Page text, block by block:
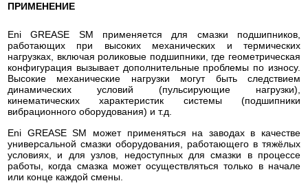
ПРИМЕНЕНИЕ
Eni GREASE SM применяется для смазки подшипников,
работающих при высоких механических и термических
нагрузках, включая роликовые подшипники, где геометрическая
конфигурация вызывает дополнительные проблемы по износу.
Высокие механические нагрузки могут быть следствием
динамических условий (пульсирующие нагрузки),
кинематических характеристик системы (подшипники
вибрационного оборудования) и т.д.
Eni GREASE SM может применяться на заводах в качестве
универсальной смазки оборудования, работающего в тяжёлых
условиях, и для узлов, недоступных для смазки в процессе
работы, когда смазка может осуществляться только в начале
или конце каждой смены.